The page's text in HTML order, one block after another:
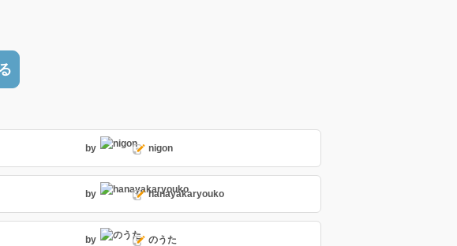
by nigon
by hanayakaryouko
by のうた